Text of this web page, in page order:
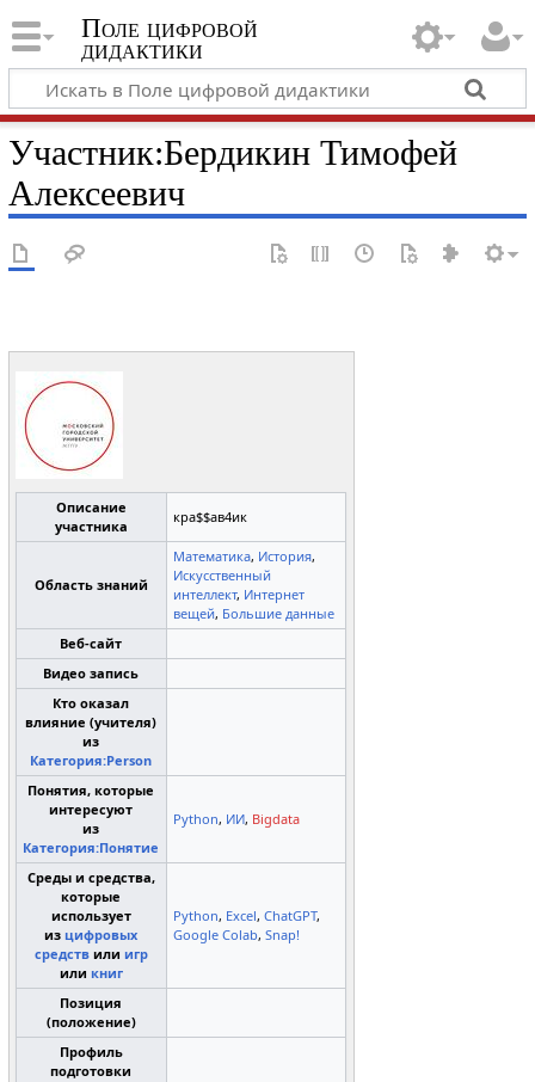
Поле цифровой
дидактики
Участник:Бердикин Тимофей
Алексеевич
Описание
участника
кра$$ав4ик
Область знаний
Математика, История,
Искусственный
интеллект, Интернет
вещей, Большие данные
Веб-сайт
Видео запись
Кто оказал
влияние (учителя)
из
Категория:Person
Понятия, которые
интересуют
из
Категория:Понятие
Python, ИИ, Bigdata
Среды и средства,
которые
использует
изцифровых
средствили игр
или книг
Python, Excel,ChatGPT,
Google Colab,Snap!
Позиция
(положение)
Профиль
подготовки